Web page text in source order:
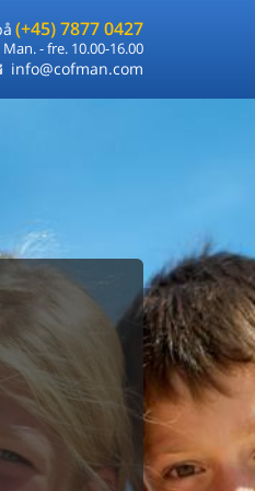
(+45) 7877 0427
Man. - fre. 10.00-16.00
info@cofman.com